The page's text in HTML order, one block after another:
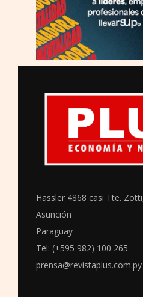
Hassler 4868 casi Tte.
Asunción
Paraguay
Tel: (+595 982) 100 265
prensa@revistaplus.com.py